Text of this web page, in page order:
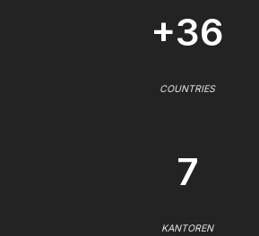
+36
COUNTRIES
7
KANTOREN